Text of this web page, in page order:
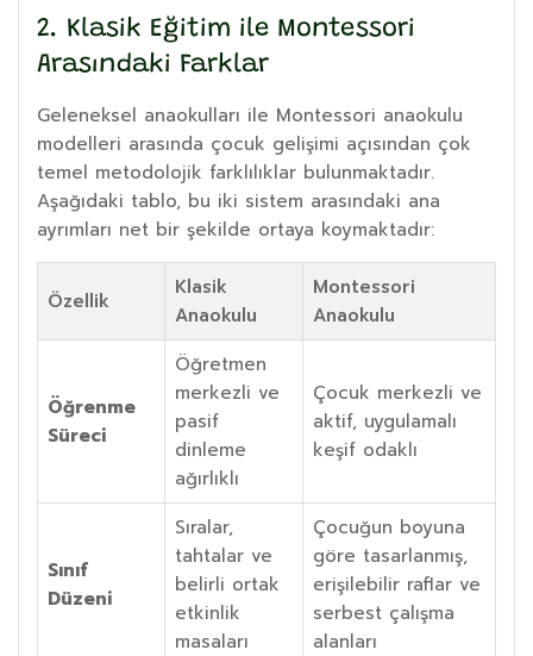
2. Klasik Eğitim ile Montessori
Arasındaki Farklar
Geleneksel anaokulları ile Montessori anaokulu
modelleri arasında çocuk gelişimi açısından çok
temel metodolojik farklılıklar bulunmaktadır.
Aşağıdaki tablo, bu iki sistem arasındaki ana
ayrımları net bir şekilde ortaya koymaktadır:
Özellik
Klasik
Anaokulu
Montessori
Anaokulu
Öğrenme
Süreci
Öğretmen
merkezli ve
pasif
dinleme
ağırlıklı
Çocuk merkezli ve
aktif, uygulamalı
keşif odaklı
Sınıf
Düzeni
Sıralar,
tahtalar ve
belirli ortak
etkinlik
masaları
Çocuğun boyuna
göre tasarlanmış,
erişilebilir raflar ve
serbest çalışma
alanları